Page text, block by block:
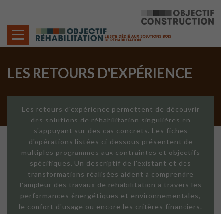
LES RETOURS D'EXPÉRIENCE
Les retours d'expérience permettent de découvrir
des solutions de réhabilitation singulières en
s'appuyant sur des cas concrets. Les fiches
d'opérations listées ci-dessous présentent de
multiples programmes aux contraintes et objectifs
spécifiques. Un descriptif de l'existant et des
transformations réalisées aident à comprendre
l'ampleur des travaux de réhabilitation à travers les
performances énergétiques et environnementales,
le confort d'usage ou encore les critères financiers.